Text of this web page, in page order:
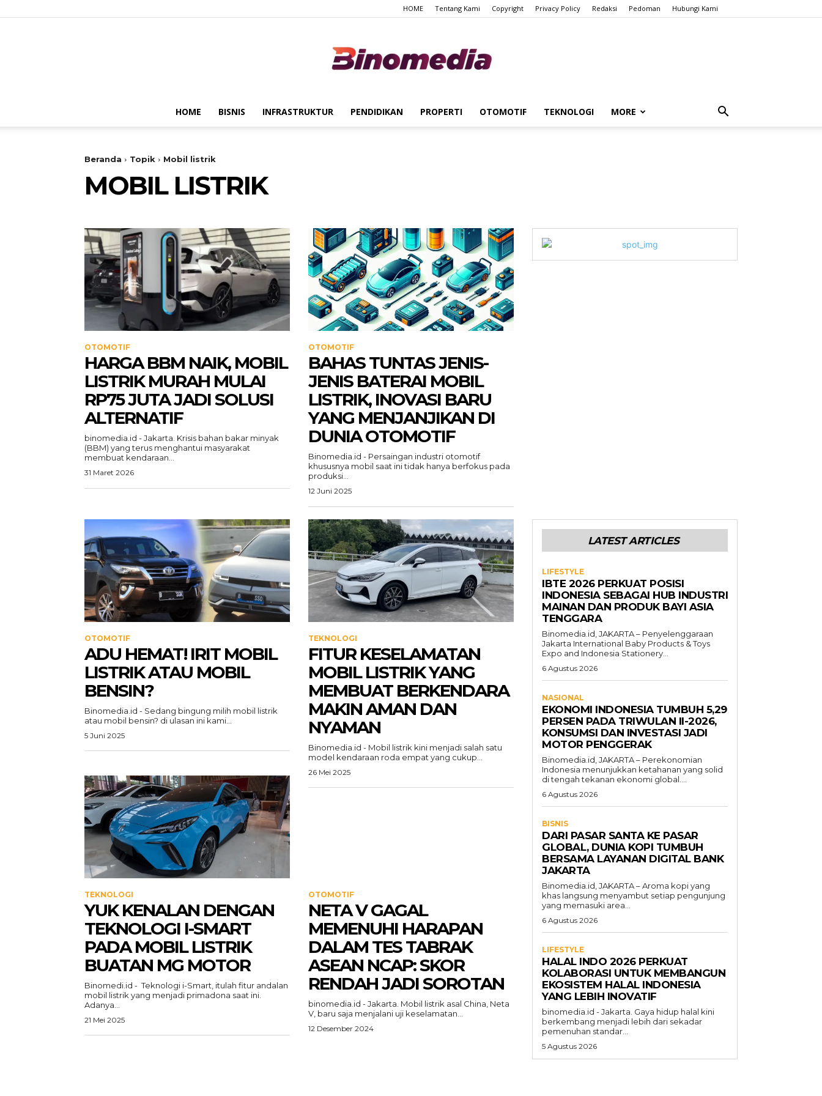
HOME Tentang Kami Copyright Privacy Policy Redaksi Pedoman Hubungi Kami
HOME BISNIS INFRASTRUKTUR PENDIDIKAN PROPERTI OTOMOTIF TEKNOLOGI MORE
Beranda Topik Mobil listrik
MOBIL LISTRIK
OTOMOTIF
HARGA BBM NAIK, MOBIL
LISTRIK MURAH MULAI
RP75 JUTA JADI SOLUSI
ALTERNATIF
binomedia.id - Jakarta. Krisis bahan bakar minyak
(BBM) yang terus menghantui masyarakat
membuat kendaraan...
31 Maret 2026
OTOMOTIF
BAHAS TUNTAS JENIS-
JENIS BATERAI MOBIL
LISTRIK, INOVASI BARU
YANG MENJANJIKAN DI
DUNIA OTOMOTIF
Binomedia.id - Persaingan industri otomotif
khususnya mobil saat ini tidak hanya berfokus pada
produksi...
12 Juni 2025
OTOMOTIF
ADU HEMAT! IRIT MOBIL
LISTRIK ATAU MOBIL
BENSIN?
Binomedia.id - Sedang bingung milih mobil listrik
atau mobil bensin? di ulasan ini kami...
5 Juni 2025
TEKNOLOGI
FITUR KESELAMATAN
MOBIL LISTRIK YANG
MEMBUAT BERKENDARA
MAKIN AMAN DAN
NYAMAN
Binomedia.id - Mobil listrik kini menjadi salah satu
model kendaraan roda empat yang cukup...
26 Mei 2025
TEKNOLOGI
YUK KENALAN DENGAN
TEKNOLOGI I-SMART
PADA MOBIL LISTRIK
BUATAN MG MOTOR
Binomedi.id - Teknologi i-Smart, itulah fitur andalan
mobil listrik yang menjadi primadona saat ini.
Adanya...
21 Mei 2025
OTOMOTIF
NETA V GAGAL
MEMENUHI HARAPAN
DALAM TES TABRAK
ASEAN NCAP: SKOR
RENDAH JADI SOROTAN
binomedia.id - Jakarta. Mobil listrik asal China, Neta
V, baru saja menjalani uji keselamatan...
12 Desember 2024
LATEST ARTICLES
LIFESTYLE
IBTE 2026 PERKUAT POSISI
INDONESIA SEBAGAI HUB INDUSTRI
MAINAN DAN PRODUK BAYI ASIA
TENGGARA
Binomedia.id, JAKARTA – Penyelenggaraan
Jakarta International Baby Products & Toys
Expo and Indonesia Stationery...
6 Agustus 2026
NASIONAL
EKONOMI INDONESIA TUMBUH 5,29
PERSEN PADA TRIWULAN II-2026,
KONSUMSI DAN INVESTASI JADI
MOTOR PENGGERAK
Binomedia.id, JAKARTA – Perekonomian
Indonesia menunjukkan ketahanan yang solid
di tengah tekanan ekonomi global....
6 Agustus 2026
BISNIS
DARI PASAR SANTA KE PASAR
GLOBAL, DUNIA KOPI TUMBUH
BERSAMA LAYANAN DIGITAL BANK
JAKARTA
Binomedia.id, JAKARTA – Aroma kopi yang
khas langsung menyambut setiap pengunjung
yang memasuki area...
6 Agustus 2026
LIFESTYLE
HALAL INDO 2026 PERKUAT
KOLABORASI UNTUK MEMBANGUN
EKOSISTEM HALAL INDONESIA
YANG LEBIH INOVATIF
binomedia.id - Jakarta. Gaya hidup halal kini
berkembang menjadi lebih dari sekadar
pemenuhan standar...
5 Agustus 2026